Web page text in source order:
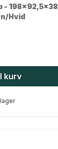
- 198x92,5x38
Hvid
kurv
lager